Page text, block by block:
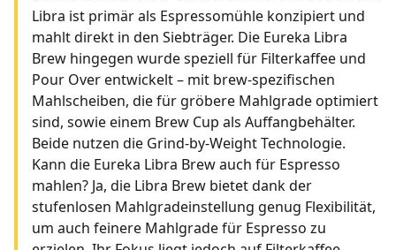
Libra ist primär als Espressomühle konzipiert und
mahlt direkt in den Siebträger. Die Eureka Libra
Brew hingegen wurde speziell für Filterkaffee und
Pour Over entwickelt – mit brew-spezifischen
Mahlscheiben, die für gröbere Mahlgrade optimiert
sind, sowie einem Brew Cup als Auffangbehälter.
Beide nutzen die Grind-by-Weight Technologie.
Kann die Eureka Libra Brew auch für Espresso
mahlen? Ja, die Libra Brew bietet dank der
stufenlosen Mahlgradeinstellung genug Flexibilität,
um auch feinere Mahlgrade für Espresso zu